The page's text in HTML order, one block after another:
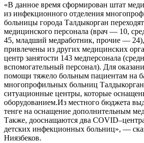
«В данное время сформирован штат
из инфекционного отделения
больницы города Талдыкорган
медицинского персонала (врач — 10,
45, младший медработник, прочие — 24),
привлечены из других медицинских
центр занятости 143 медперсонала
вспомогательный персонал). Для
помощи тяжело больным пациентам на
многопрофильных больниц
ситуационные центры, которые
оборудованием.Из местного бюджета
тенге на оснащение дополнительным
Также, дооснащаются два
детских инфекционных больниц», —
Ниязбеков.